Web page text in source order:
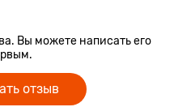
Вы можете написать его
отзыв